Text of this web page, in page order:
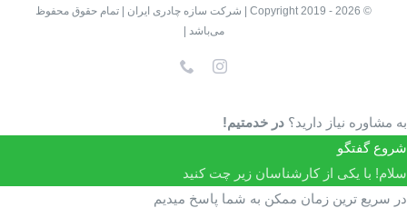
© Copyright 2019 -
2026 | شرکت سازه چادری ایران | تمام حقوق محفوظ
می‌باشد |
Instagram
تلفن
به مشاوره نیاز دارید؟ در خدمتیم!
شروع گفتگو
سلام! با یکی از کارشناسان زیر چت کنید
در سریع ترین زمان ممکن به شما پاسخ میدیم